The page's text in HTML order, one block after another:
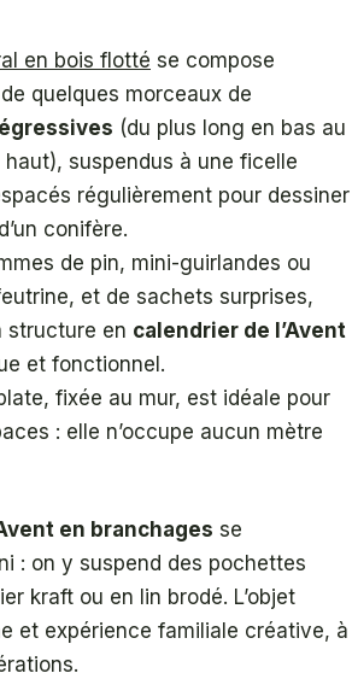
en bois flotté se compose
quelques morceaux de
(du plus long en bas au
suspendus à une ficelle
régulièrement pour dessiner
conifère.
de pin, mini-guirlandes ou
et de sachets surprises,
structure en calendrier de l’Avent
et fonctionnel.
fixée au mur, est idéale pour
: elle n’occupe aucun mètre
en branchages se
: on y suspend des pochettes
kraft ou en lin brodé. L’objet
et expérience familiale créative, à